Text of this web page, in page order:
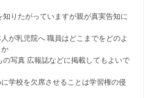
知りたがっていますが親が真実告知に
が乳児院へ 職員はどこまでをどのよ
か
の写真 広報誌などに掲載してもよいで
学校を欠席させることは学習権の侵